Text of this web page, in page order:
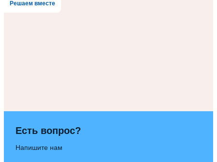
Решаем вместе
Есть вопрос?
Напишите нам